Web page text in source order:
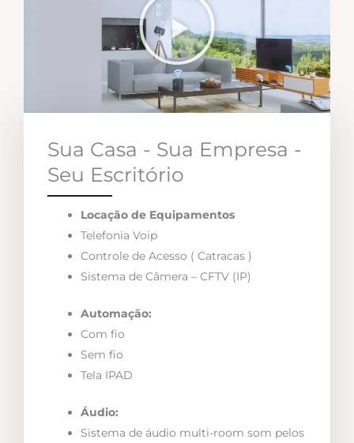
Sua Casa - Sua Empresa -
Seu Escritório
Locação de Equipamentos
Telefonia Voip
Controle de Acesso ( Catracas )
Sistema de Câmera – CFTV (IP)
Automação:
Com fio
Sem fio
Tela IPAD
Áudio:
Sistema de áudio multi-room som pelos